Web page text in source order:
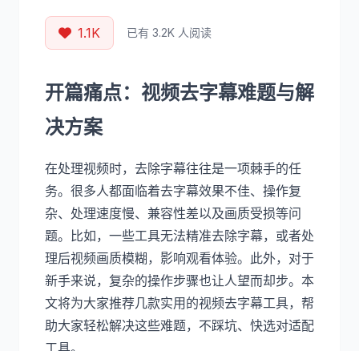
1.1K 已有 3.2K 人阅读
开篇痛点：视频去字幕难题与解
决方案
在处理视频时，去除字幕往往是一项棘手的任
务。很多人都面临着去字幕效果不佳、操作复
杂、处理速度慢、兼容性差以及画质受损等问
题。比如，一些工具无法精准去除字幕，或者处
理后视频画质模糊，影响观看体验。此外，对于
新手来说，复杂的操作步骤也让人望而却步。本
文将为大家推荐几款实用的视频去字幕工具，帮
助大家轻松解决这些难题，不踩坑、快选对适配
工具。